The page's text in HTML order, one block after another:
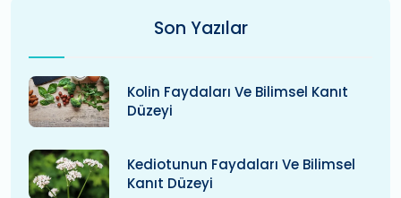
Son Yazılar
Kolin Faydaları Ve Bilimsel Kanıt
Düzeyi
Kediotunun Faydaları Ve Bilimsel
Kanıt Düzeyi